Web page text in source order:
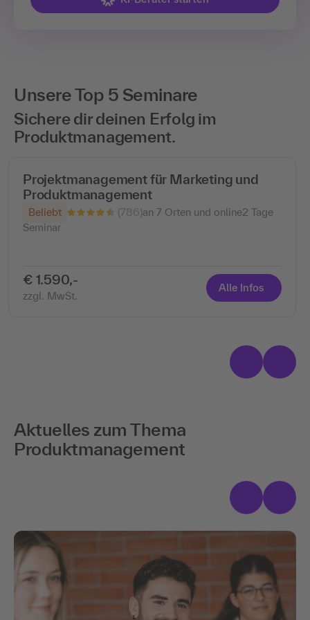
Unsere Top 5 Seminare
Sichere dir deinen Erfolg im
Produktmanagement.
Projektmanagement für Marketing und
Produktmanagement
Beliebt (786)an 7 Orten und online2 Tage
Seminar
€ 1.590,-
zzgl. MwSt.
Alle Infos
Aktuelles zum Thema
Produktmanagement